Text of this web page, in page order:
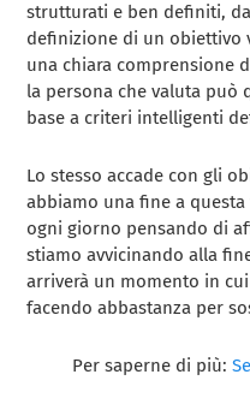
strutturati e ben definiti,
definizione di un obiettivo
una chiara comprensione
la persona che valuta
base a criteri intelligenti
Lo stesso accade con gli
abbiamo una fine a
ogni giorno pensando di
stiamo avvicinando alla
arriverà un momento in
facendo abbastanza per
Per saperne di più: